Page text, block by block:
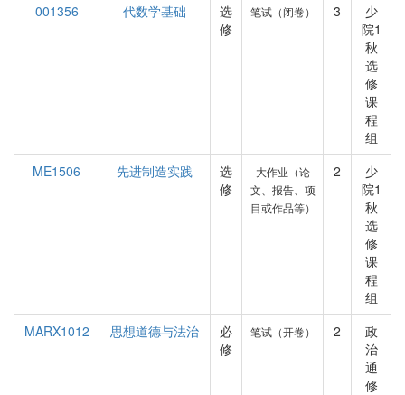
001356
代数学基础
选
修
笔试（闭卷） 3
少
院1
秋
选
修
课
程
组
ME1506
先进制造实践
选
修
大作业（论
文、报告、项
目或作品等）
2
少
院1
秋
选
修
课
程
组
MARX1012
思想道德与法治
必
修
笔试（开卷） 2
政
治
通
修